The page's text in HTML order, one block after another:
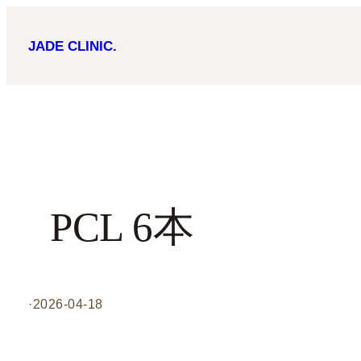
JADE CLINIC.
PCL 6本
·2026-04-18